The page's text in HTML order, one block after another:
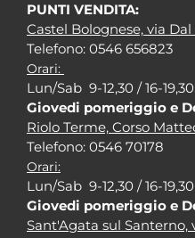
PUNTI VENDITA:
Castel Bolognese, via
Telefono: 0546 656823
Orari:
Lun/Sab 9-12,30 / 16-19,30
Giovedi pomeriggio e
Riolo Terme, Corso
Telefono: 0546 70178
Orari:
Lun/Sab 9-12,30 / 16-19,30
Giovedi pomeriggio e
Sant'Agata sul Santerno,